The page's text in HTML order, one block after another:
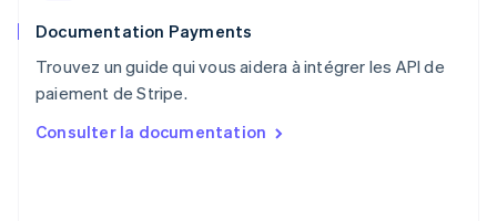
Documentation Payments
Trouvez un guide qui vous aidera à intégrer les API de
paiement de Stripe.
Consulter la documentation
Royaume-Uni
Singapour
English 简体中文
English